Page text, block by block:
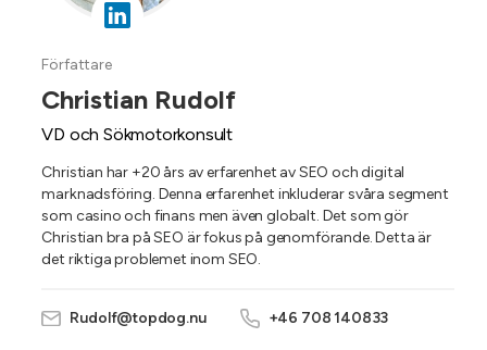
Författare
Christian Rudolf
VD och Sökmotorkonsult
Christian har +20 års av erfarenhet av SEO och digital
marknadsföring. Denna erfarenhet inkluderar svåra segment
som casino och finans men även globalt. Det som gör
Christian bra på SEO är fokus på genomförande. Detta är
det riktiga problemet inom SEO.
Rudolf@topdog.nu +46 708 140833